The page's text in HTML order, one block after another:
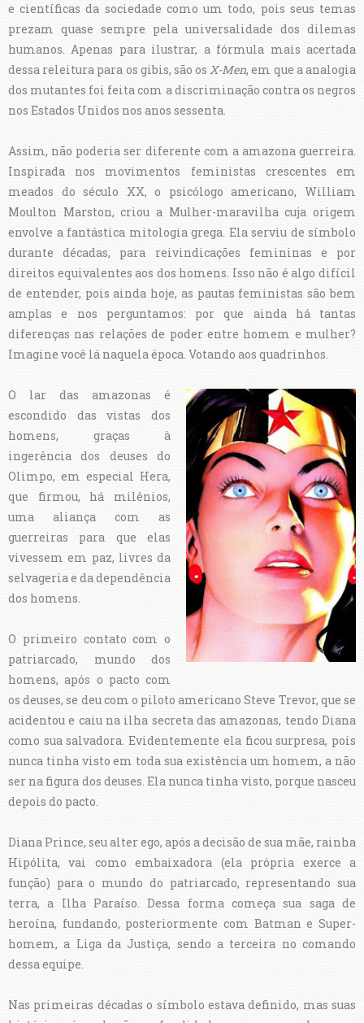
e científicas da sociedade como um todo, pois seus temas
prezam quase sempre pela universalidade dos dilemas
humanos. Apenas para ilustrar, a fórmula mais acertada
dessa releitura para os gibis, são osX-Men, em que a analogia
dos mutantes foi feita com a discriminação contra os negros
nos Estados Unidos nos anos sessenta.
Assim, não poderia ser diferente com a amazona guerreira.
Inspirada nos movimentos feministas crescentes em
meados do século XX, o psicólogo americano, William
Moulton Marston, criou a Mulher-maravilha cuja origem
envolve a fantástica mitologia grega. Ela serviu de símbolo
durante décadas, para reivindicações femininas e por
direitos equivalentes aos dos homens. Isso não é algo difícil
de entender, pois ainda hoje, as pautas feministas são bem
amplas e nos perguntamos: por que ainda há tantas
diferenças nas relações de poder entre homem e mulher?
Imagine você lá naquela época. Votando aos quadrinhos.
O lar das amazonas é
escondido das vistas dos
homens, graças à
ingerência dos deuses do
Olimpo, em especial Hera,
que firmou, há milênios,
uma aliança com as
guerreiras para que elas
vivessem em paz, livres da
selvageria e da dependência
dos homens.
O primeiro contato com o
patriarcado, mundo dos
homens, após o pacto com
os deuses, se deu com o piloto americano Steve Trevor, que se
acidentou e caiu na ilha secreta das amazonas, tendo Diana
como sua salvadora. Evidentemente ela ficou surpresa, pois
nunca tinha visto em toda sua existência um homem, a não
ser na figura dos deuses. Ela nunca tinha visto, porque nasceu
depois do pacto.
Diana Prince, seu alter ego, após a decisão de sua mãe, rainha
Hipólita, vai como embaixadora (ela própria exerce a
função) para o mundo do patriarcado, representando sua
terra, a Ilha Paraíso. Dessa forma começa sua saga de
heroína, fundando, posteriormente com Batman e Super-
homem, a Liga da Justiça, sendo a terceira no comando
dessa equipe.
Nas primeiras décadas o símbolo estava definido, mas suas